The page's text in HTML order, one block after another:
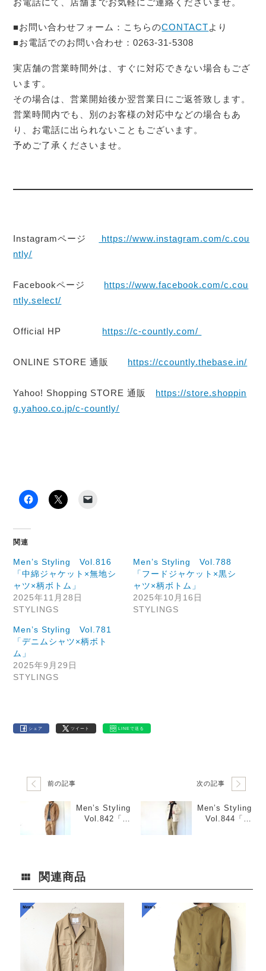
■お問い合わせフォーム：こちらのCONTACTより
■お電話でのお問い合わせ：0263-31-5308
実店舗の営業時間外は、すぐに対応できない場合もござ
います。
その場合は、営業開始後か翌営業日にご返答致します。
営業時間内でも、別のお客様の対応中などの場合もあ
り、お電話に出られないこともございます。
予めご了承くださいませ。
Instagramページ
https://www.instagram.com/c.cou
ntly/
Facebookページ https://www.facebook.com/c.cou
ntly.select/
Official HP https://c-countly.com/
ONLINE STORE 通販 https://ccountly.thebase.in/
Yahoo! Shopping STORE 通販 https://store.shoppin
g.yahoo.co.jp/c-countly/
関連
Men’s Styling Vol.816
「中綿ジャケット×無地シ
ャツ×柄ボトム」
2025年11月28日
STYLINGS
Men’s Styling Vol.788
「フードジャケット×黒シ
ャツ×柄ボトム」
2025年10月16日
STYLINGS
Men’s Styling Vol.781
「デニムシャツ×柄ボト
ム」
2025年9月29日
STYLINGS
シェア ツイート LINEで送る
前の記事
Men’s Styling
Vol.842「セ
次の記事
Men’s Styling
Vol.844「ワ
関連商品